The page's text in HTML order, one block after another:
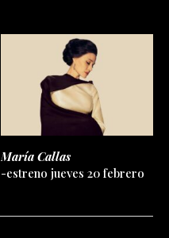
María Callas
-estreno jueves 20 febrero